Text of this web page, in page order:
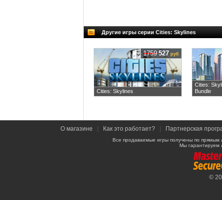
Другие игры серии Cities: Skylines
Cities: Skylines
1759 527 руб
Cities:
Bundle
О магазине Как это работает? Партнерская
Все продаваемые игры получены по
Мы гарантируем
©